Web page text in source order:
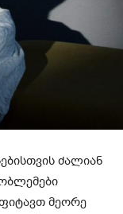
ძალიან
მეორე